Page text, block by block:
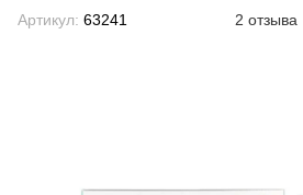
Артикул: 63241 2 отзыва